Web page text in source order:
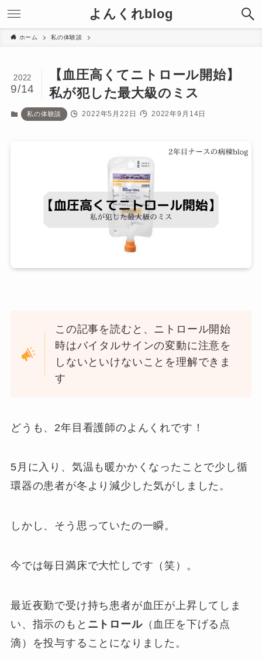
よんくれblog
ホーム 私の体験談
【血圧高くてニトロール開始】
私が犯した最大級のミス
2022
9/14
私の体験談 2022年5月22日 2022年9月14日
この記事を読むと、ニトロール開始
時はバイタルサインの変動に注意を
しないといけないことを理解できま
す
どうも、2年目看護師のよんくれです！
5月に入り、気温も暖かかくなったことで少し循
環器の患者が冬より減少した気がしました。
しかし、そう思っていたの一瞬。
今では毎日満床で大忙しです（笑）。
最近夜勤で受け持ち患者が血圧が上昇してしま
い、指示のもと ニトロール（血圧を下げる点
滴）を投与することになりました。